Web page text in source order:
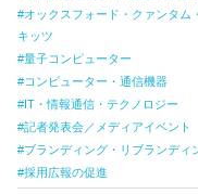
オックスフォード・クァンタム
キッツ
量子コンピューター
コンピューター・通信機器
IT・情報通信・テクノロジー
記者発表会／メディアイベント
ブランディング・リブランディ
採用広報の促進